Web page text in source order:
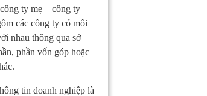
ty mẹ – công ty
các công ty có mối
nhau thông qua sở
phần vốn góp hoặc
tin doanh nghiệp là